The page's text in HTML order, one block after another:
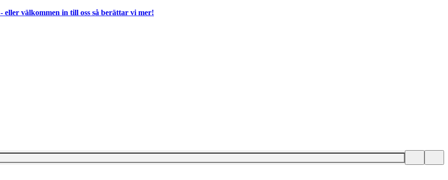
- eller välkommen in till oss så berättar vi mer!